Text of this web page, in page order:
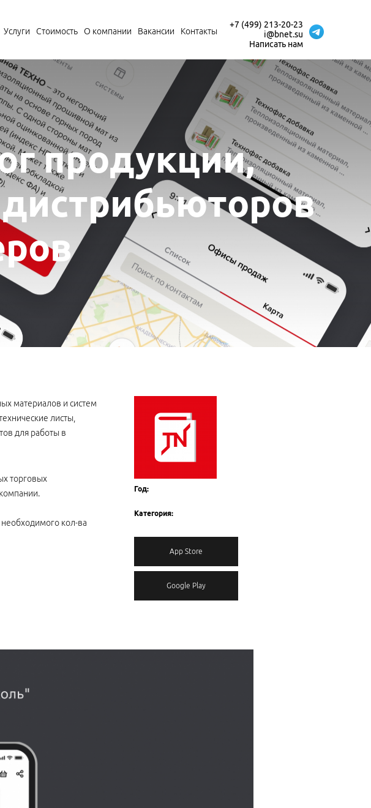
Услуги Стоимость О компании Вакансии Контакты
+7 (499) 213-20-23
i@bnet.su
Написать нам
продукции,
материалов и систем
листы,
для работы в
торговых
кол-ва
Год:
Категория:
App Store
Google Play